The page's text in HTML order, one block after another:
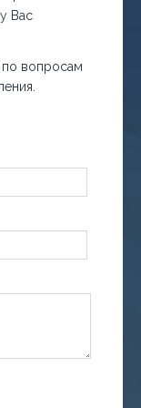
Вас
по вопросам